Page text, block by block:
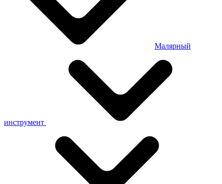
Малярный
инструмент